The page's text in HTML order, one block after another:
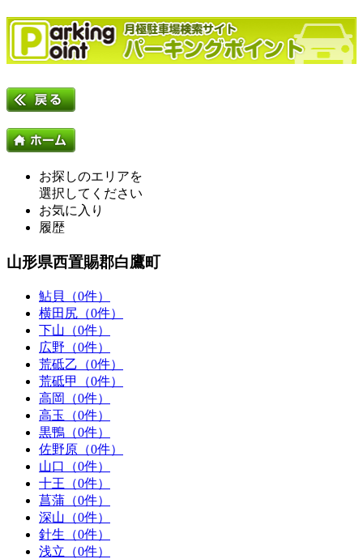
お探しのエリアを
選択してください
お気に入り
履歴
山形県西置賜郡白鷹町
鮎貝（0件）
横田尻（0件）
下山（0件）
広野（0件）
荒砥乙（0件）
荒砥甲（0件）
高岡（0件）
高玉（0件）
黒鴨（0件）
佐野原（0件）
山口（0件）
十王（0件）
菖蒲（0件）
深山（0件）
針生（0件）
浅立（0件）